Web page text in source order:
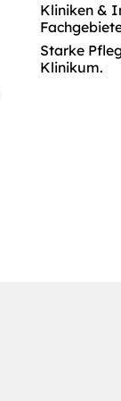
Kliniken &
Starke
Klinikum.